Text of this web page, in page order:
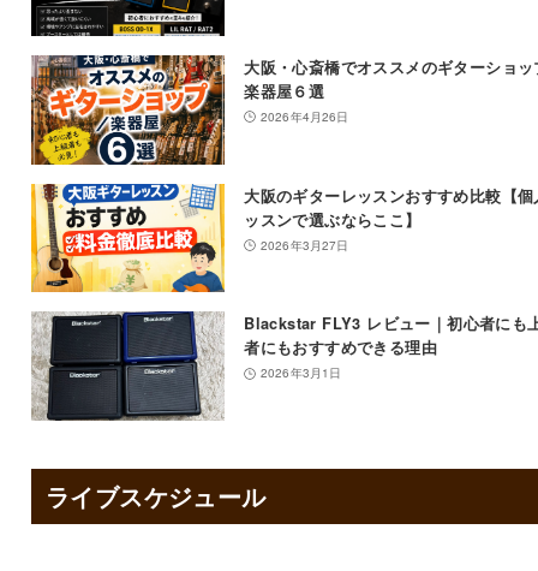
大阪・心斎橋でオススメのギターショッ
楽器屋６選
2026年4月26日
大阪のギターレッスンおすすめ比較【個
ッスンで選ぶならここ】
2026年3月27日
Blackstar FLY3 レビュー｜初心者にも
者にもおすすめできる理由
2026年3月1日
ライブスケジュール